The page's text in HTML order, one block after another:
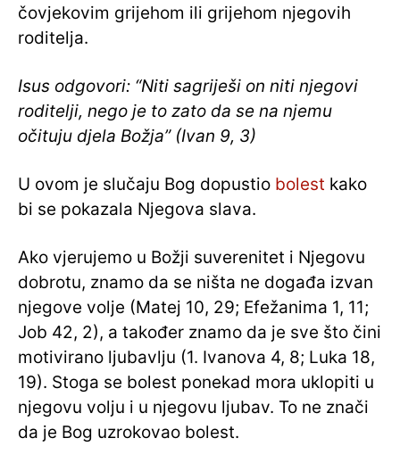
čovjekovim grijehom ili grijehom njegovih
roditelja.
Isus odgovori: “Niti sagriješi on niti njegovi
roditelji, nego je to zato da se na njemu
očituju djela Božja” (Ivan 9, 3)
U ovom je slučaju Bog dopustio bolest kako
bi se pokazala Njegova slava.
Ako vjerujemo u Božji suverenitet i Njegovu
dobrotu, znamo da se ništa ne događa izvan
njegove volje (Matej 10, 29; Efežanima 1, 11;
Job 42, 2), a također znamo da je sve što čini
motivirano ljubavlju (1. Ivanova 4, 8; Luka 18,
19). Stoga se bolest ponekad mora uklopiti u
njegovu volju i u njegovu ljubav. To ne znači
da je Bog uzrokovao bolest.